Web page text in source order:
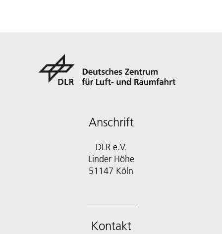
Anschrift
DLR e.V.
Linder Höhe
51147 Köln
Kontakt